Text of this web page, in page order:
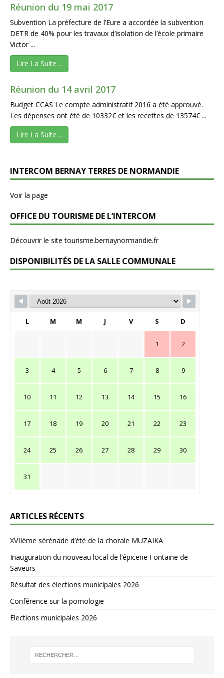
Réunion du 19 mai 2017
Subvention La préfecture de l’Eure a accordée la subvention
DETR de 40% pour les travaux d’isolation de l’école primaire
Victor ...
Lire La Suite…
Réunion du 14 avril 2017
Budget CCAS Le compte administratif 2016 a été approuvé.
Les dépenses ont été de 10332€ et les recettes de 13574€ ...
Lire La Suite…
INTERCOM BERNAY TERRES DE NORMANDIE
Voir la page
OFFICE DU TOURISME DE L’INTERCOM
Découvrir le site tourisme.bernaynormandie.fr
DISPONIBILITÉS DE LA SALLE COMMUNALE
L M M J V S D
1 2
3 4 5 6 7 8 9
10 11 12 13 14 15 16
17 18 19 20 21 22 23
24 25 26 27 28 29 30
31
ARTICLES RÉCENTS
XVIIème sérénade d’été de la chorale MUZAIKA
Inauguration du nouveau local de l’épicerie Fontaine de
Saveurs
Résultat des élections municipales 2026
Conférence sur la pomologie
Elections municipales 2026